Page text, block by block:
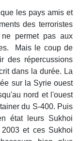
les pays amis et
des terroristes
permet pas aux
Mais le coup de
des répercussions
dans la durée. La
sur la Syrie ouest
nord et l'ouest
du S-400. Puis
état leurs Sukhoi
et ces Sukhoi